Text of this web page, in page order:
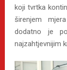
koji tvrtka
širenjem
dodatno je
najzahtjevnijim